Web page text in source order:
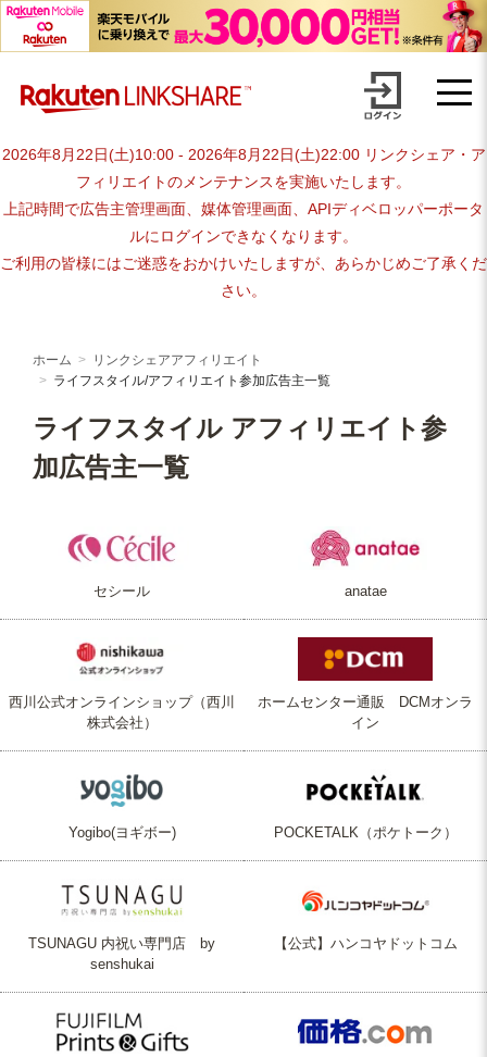
【1円からお支払い可能】アフィリエイトならリンクシェア・ジャパ
2026年8月22日(土)10:00 - 2026年8月22日(土)22:00 リンクシェア・ア
フィリエイトのメンテナンスを実施いたします。
上記時間で広告主管理画面、媒体管理画面、APIディベロッパーポータ
ルにログインできなくなります。
ご利用の皆様にはご迷惑をおかけいたしますが、あらかじめご了承くだ
さい。
ホーム
リンクシェアアフィリエイト
ライフスタイル/アフィリエイト参加広告主一覧
ライフスタイル アフィリエイト参
加広告主一覧
セシール anatae
西川公式オンラインショップ（西川
株式会社）
ホームセンター通販 DCMオンラ
イン
Yogibo(ヨギボー) POCKETALK（ポケトーク）
TSUNAGU 内祝い専門店 by
senshukai
【公式】ハンコヤドットコム